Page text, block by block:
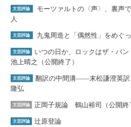
文芸評論
モーツァルトの〈声〉、裏声
人
文芸評論 九鬼周造と「偶然性」をめぐ
文芸評論
いつの日か、ロックはザ・バ
池上晴之（公開終了）
文芸評論
翻訳の中間溝――末松謙澄英
隆弘
文芸評論 正岡子規論 鶴山裕司（公開終
文芸評論 辻原登論